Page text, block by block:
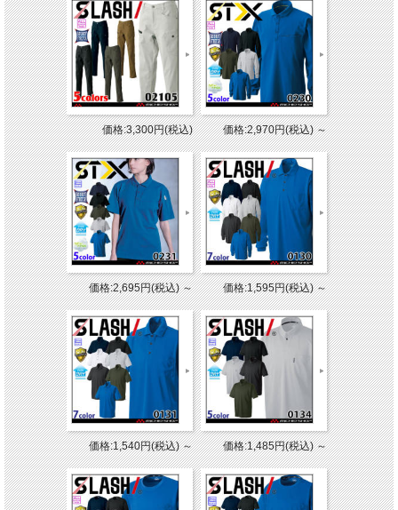
価格:3,300円(税込) 価格:2,970円(税込)～
価格:2,695円(税込)～ 価格:1,595円(税込)～
価格:1,540円(税込)～ 価格:1,485円(税込)～